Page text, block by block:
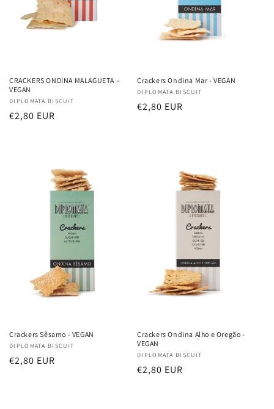
CRACKERS ONDINA MALAGUETA –
VEGAN
Fornecedor:
DIPLOMATA BISCUIT
Preço
€2,80 EUR
Crackers Ondina Mar - VEGAN
Fornecedor:
DIPLOMATA BISCUIT
Preço
€2,80 EUR
Crackers Sêsamo - VEGAN
Fornecedor:
DIPLOMATA BISCUIT
Preço
€2,80 EUR
Crackers Ondina Alho e Oregão -
VEGAN
Fornecedor:
DIPLOMATA BISCUIT
Preço
€2,80 EUR